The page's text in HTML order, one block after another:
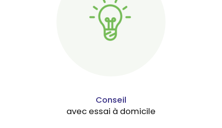
Conseil
avec essai à domicile